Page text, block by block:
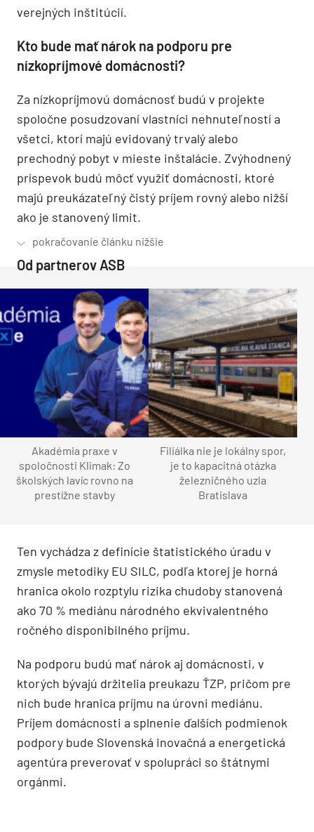
verejných inštitúcií.
Kto bude mať nárok na podporu pre
nízkopríjmové domácnosti?
Za nízkopríjmovú domácnosť budú v projekte
spoločne posudzovaní vlastníci nehnuteľností a
všetci, ktorí majú evidovaný trvalý alebo
prechodný pobyt v mieste inštalácie. Zvýhodnený
príspevok budú môcť využiť domácnosti, ktoré
majú preukázateľný čistý príjem rovný alebo nižší
ako je stanovený limit.
Od partnerov ASB
Akadémia praxe v
spoločnosti Klimak: Zo
školských lavíc rovno na
prestížne stavby
Filiálka nie je lokálny spor,
je to kapacitná otázka
železničného uzla
Bratislava
Ten vychádza z definície štatistického úradu v
zmysle metodiky EU SILC, podľa ktorej je horná
hranica okolo rozptylu rizika chudoby stanovená
ako 70 % mediánu národného ekvivalentného
ročného disponibilného príjmu.
Na podporu budú mať nárok aj domácnosti, v
ktorých bývajú držitelia preukazu ŤZP, pričom pre
nich bude hranica príjmu na úrovni mediánu.
Príjem domácnosti a splnenie ďalších podmienok
podpory bude Slovenská inovačná a energetická
agentúra preverovať v spolupráci so štátnymi
orgánmi.